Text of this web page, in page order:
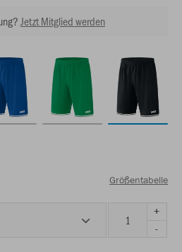
Jetzt Mitglied werden
Größentabelle
+
-